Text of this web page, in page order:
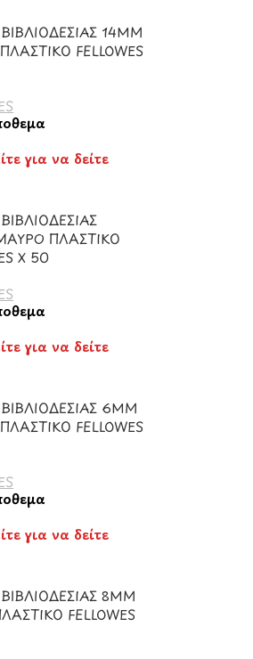
14ΜΜ
FELLOWES
για να δείτε
ΠΛΑΣΤΙΚΟ
Χ 50
για να δείτε
6ΜΜ
FELLOWES
για να δείτε
8ΜΜ
FELLOWES